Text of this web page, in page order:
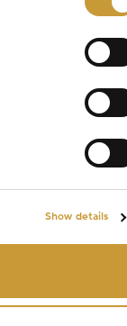
Show details